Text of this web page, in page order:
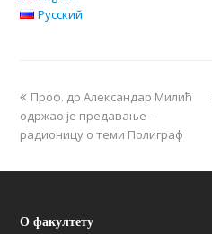
Русский
Проф. др Александар Милић
одржао је предавање –
радионицу о теми Полиграф
О факултету